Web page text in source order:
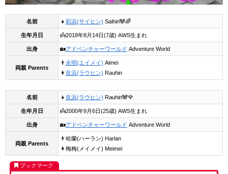
名前 👧 彩浜(サイヒン) Saihin🐼🌈
生年月日 👼2018年8月14日(7歳) AWS生まれ
出身 🏡アドベンチャーワールド Adventure World
両親 Parents
👨 永明(エイメイ) Aimei
👩 良浜(ラウヒン) Rauhin
名前 👧 良浜(ラウヒン) Rauhin🐼🌹
生年月日 👼2000年9月6日(25歳) AWS生まれ
出身 🏡アドベンチャーワールド Adventure World
両親 Parents
👨哈蘭(ハーラン) Harlan
👩梅梅(メイメイ) Meimei